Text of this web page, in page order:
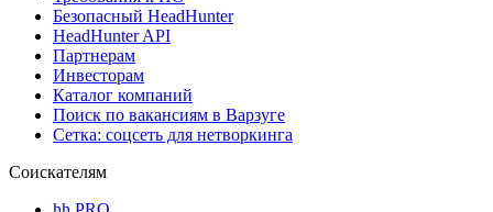
Безопасный HeadHunter
HeadHunter API
Партнерам
Инвесторам
Каталог компаний
Поиск по вакансиям в Варзуге
Сетка: соцсеть для нетворкинга
Соискателям